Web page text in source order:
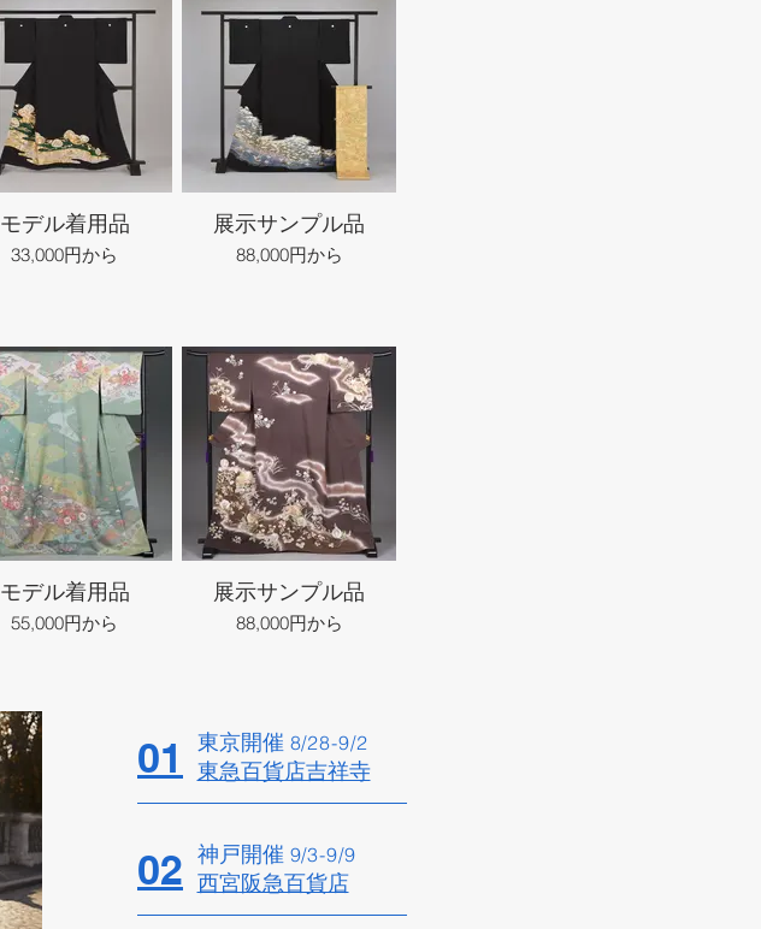
モデル着用品
33,000円から
展示サンプル品
88,000円から
モデル着用品
55,000円から
展示サンプル品
88,000円から
01 東京開催​ 8/28-9/2
東急百貨店吉祥寺​
02 神戸開催​ 9/3-9/9
西宮阪急百貨店